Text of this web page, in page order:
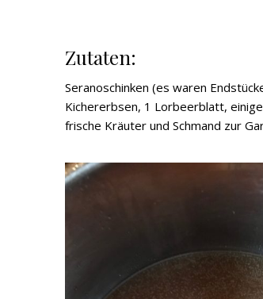
Zutaten:
Seranoschinken (es waren
Kichererbsen, 1 Lorbeerblatt,
frische Kräuter und Schmand zur